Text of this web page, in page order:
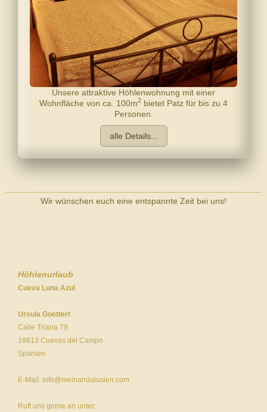
Unsere attraktive Höhlenwohnung mit einer
Wohnfläche von ca. 100m2 bietet Patz für bis zu 4
Personen.
alle Details...
Wir wünschen euch eine entspannte Zeit bei uns!
Höhlenurlaub
Cueva Luna Azul
Ursula Goettert
Calle Triana 79
18813 Cuevas del Campo
Spanien
E-Mail: info@meinandalusien.com
Ruft uns gerne an unter: